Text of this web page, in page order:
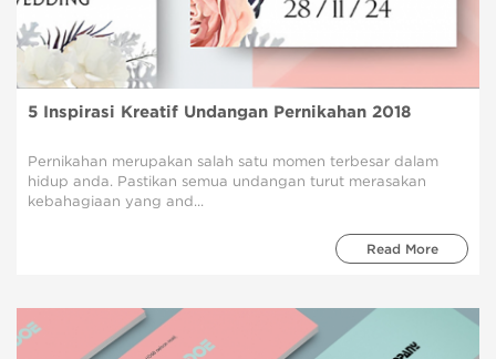
5 Inspirasi Kreatif Undangan Pernikahan 2018
Pernikahan merupakan salah satu momen terbesar dalam
hidup anda. Pastikan semua undangan turut merasakan
kebahagiaan yang and...
Read More